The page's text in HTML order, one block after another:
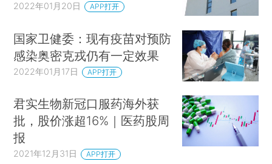
2022年01月20日 APP打开
国家卫健委：现有疫苗对预防
感染奥密克戎仍有一定效果
2022年01月17日 APP打开
君实生物新冠口服药海外获
批，股价涨超16%｜医药股周
报
2021年12月31日 APP打开